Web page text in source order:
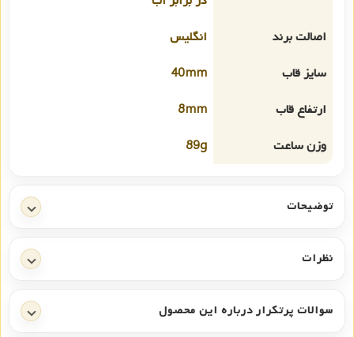
اصالت برند
انگلیس
سایز قاب
40mm
ارتفاع قاب
8mm
وزن ساعت
89g
توضیحات
نظرات
سوالات پرتکرار درباره این محصول